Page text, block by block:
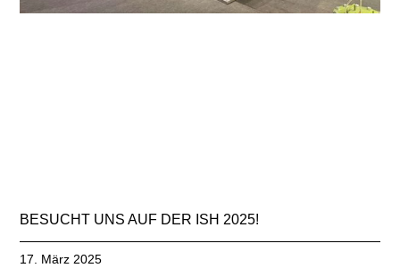
BESUCHT UNS AUF DER ISH 2025!
17. März 2025